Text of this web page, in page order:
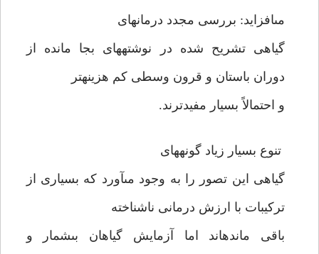
مى‏افزايد: بررسى مجدد درمانهاى
گياهى تشريح شده در نوشته‏هاى بجا مانده از
دوران باستان و قرون وسطى كم هزينه‏تر
و احتمالاً بسيار مفيدترند.
تنوع بسيار زياد گونه‏هاى
گياهى اين تصور را به وجود مى‏آورد كه بسيارى از
تركيبات با ارزش درمانى ناشناخته
باقى مانده‏اند اما آزمايش گياهان بى‏شمار و